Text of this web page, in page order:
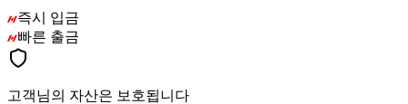
즉시 입금
빠른 출금
고객님의 자산은 보호됩니다